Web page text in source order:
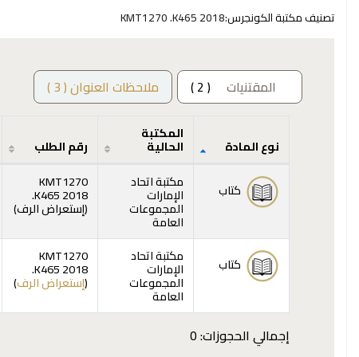
تصنيف مكتبة الكونجرس:KMT1270 .K465 2018
المقتنيات ( 2 ) ملاحظات العنوان ( 3 )
المقتنيات
نوع المادة
المكتبة
الحالية رقم الطلب
كتاب مكتبة اتحاد
الإمارات
المجموعات
العامة
KMT1270
.K465 2018
(إستعراض الرف)
كتاب مكتبة اتحاد
الإمارات
المجموعات
العامة
KMT1270
.K465 2018
(إستعراض الرف)
إجمالي الحجوزات: 0